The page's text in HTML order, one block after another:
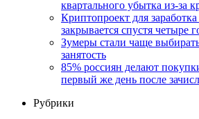
квартального убытка из-за
Криптопроект для
закрывается спустя четыре
Зумеры стали чаще
занятость
85% россиян делают
первый же день после
Рубрики